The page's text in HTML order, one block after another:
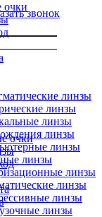
звонок
очки
очки
линзы
линзы
линзы
линзы
линзы
линзы
линзы
линзы
линзы
линзы